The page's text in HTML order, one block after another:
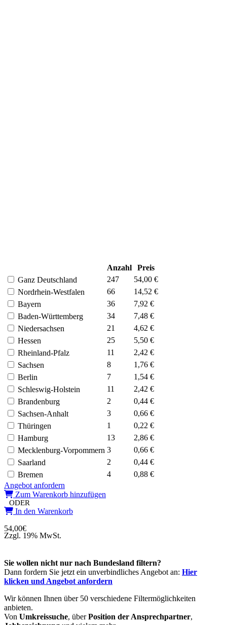
Anzahl
Preis
Ganz Deutschland
247
54,00 €
Nordrhein-Westfalen
66
14,52 €
Bayern
36
7,92 €
Baden-Württemberg
34
7,48 €
Niedersachsen
21
4,62 €
Hessen
25
5,50 €
Rheinland-Pfalz
11
2,42 €
Sachsen
8
1,76 €
Berlin
7
1,54 €
Schleswig-Holstein
11
2,42 €
Brandenburg
2
0,44 €
Sachsen-Anhalt
3
0,66 €
Thüringen
1
0,22 €
Hamburg
13
2,86 €
Mecklenburg-Vorpommern 3
0,66 €
Saarland
2
0,44 €
Bremen
4
0,88 €
Angebot anfordern
Zum Warenkorb hinzufügen
ODER
In den Warenkorb
54,00€
Zzgl. 19% MwSt.
Sie wollen nicht nur nach Bundesland filtern?
Dann fordern Sie jetzt ein unverbindliches Angebot an: Hier
klicken und Angebot anfordern
Wir können Ihnen über 50 verschiedene Filtermöglichkeiten
anbieten.
Von Umkreissuche, überPosition der Ansprechpartner,